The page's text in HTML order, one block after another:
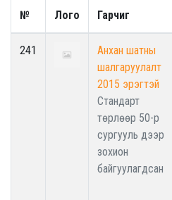
№ Лого Гарчиг
241
Анхан шатны
шалгаруулалт
2015 эрэгтэй
Стандарт
төрлөөр 50-р
сургууль дээр
зохион
байгуулагдсан